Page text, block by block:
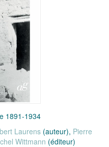
1891-1934
Laurens (auteur), Pierre
Wittmann (éditeur)